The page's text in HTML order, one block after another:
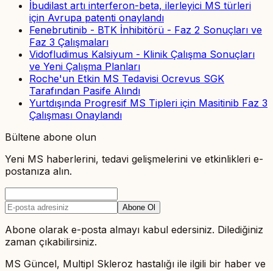
İbudilast artı interferon-beta, ilerleyici MS türleri
için Avrupa patenti onaylandı
Fenebrutinib - BTK İnhibitörü - Faz 2 Sonuçları ve
Faz 3 Çalışmaları
Vidofludimus Kalsiyum - Klinik Çalışma Sonuçları
ve Yeni Çalışma Planları
Roche'un Etkin MS Tedavisi Ocrevus SGK
Tarafından Pasife Alındı
Yurtdışında Progresif MS Tipleri için Masitinib Faz 3
Çalışması Onaylandı
Bültene abone olun
Yeni MS haberlerini, tedavi gelişmelerini ve etkinlikleri e-
postanıza alın.
Abone Ol
Abone olarak e-posta almayı kabul edersiniz. Dilediğiniz
zaman çıkabilirsiniz.
MS Güncel, Multipl Skleroz hastalığı ile ilgili bir haber ve